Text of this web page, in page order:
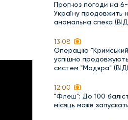
Прогноз погоди на
Україну продовжить
аномальна спека
13:08
Операцію
успішно
систем "Мадяра"
12:00
"Флеш": До 100
місяць може